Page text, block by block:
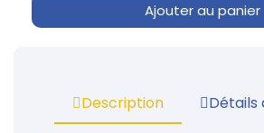
Ajouter au panier
Description
Détails